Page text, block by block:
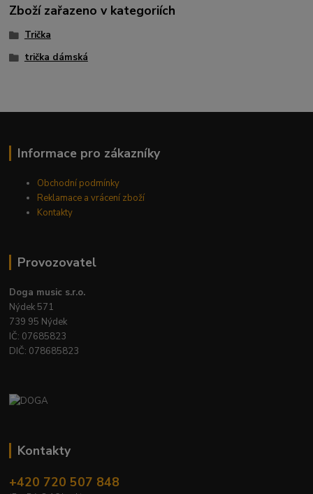
Zboží zařazeno v kategoriích
Trička
trička dámská
Informace pro zákazníky
Obchodní podmínky
Reklamace a vrácení zboží
Kontakty
Provozovatel
Doga music s.r.o.
Nýdek 571
739 95 Nýdek
IČ: 07685823
DIČ: 078685823
Kontakty
+420 720 507 848